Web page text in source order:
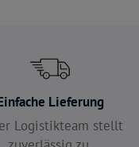
Lieferung
Logistikteam stellt